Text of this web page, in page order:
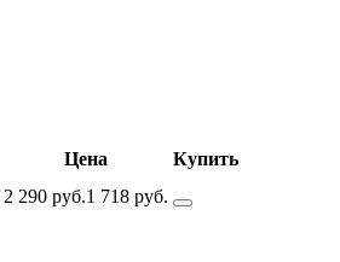
Цена
Купить
2 290 руб.1 718 руб.